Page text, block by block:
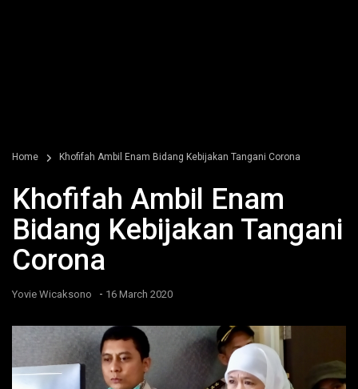
Home Khofifah Ambil Enam Bidang Kebijakan Tangani Corona
Khofifah Ambil Enam
Bidang Kebijakan Tangani
Corona
Yovie Wicaksono - 16 March 2020